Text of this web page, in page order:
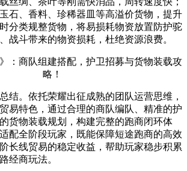
石、香料、珍稀器皿等高溢价货物，提升
分类规整货物，将易损耗物资放置防护驼
战斗带来的物资损耗，杜绝资源浪费。
结。依托荣耀出征成熟的团队运营思维，
易特色，通过合理的商队编队、精准的护
货物装载规划，构建完整的跑商闭环体
配全阶段玩家，既能保障短途跑商的高效
长线贸易的稳定收益，帮助玩家稳步积累
经商玩法。